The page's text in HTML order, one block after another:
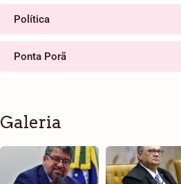
Política
Ponta Porã
Galeria